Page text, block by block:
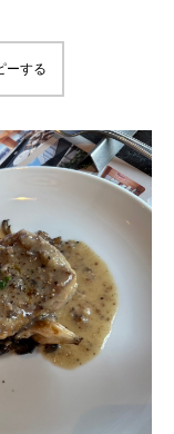
ーする